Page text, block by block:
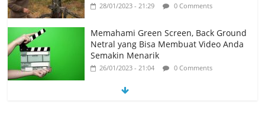
28/01/2023 - 21:29 0 Comments
Memahami Green Screen, Back Ground
Netral yang Bisa Membuat Video Anda
Semakin Menarik
26/01/2023 - 21:04 0 Comments
Ronaldo Istiqomah di Al Nassr, Bersiap